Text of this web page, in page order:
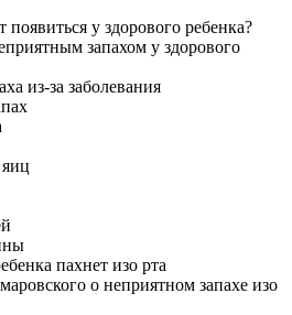
у здорового ребенка?
запахом у здорового
из-за заболевания
пахнет изо рта
о неприятном запахе изо